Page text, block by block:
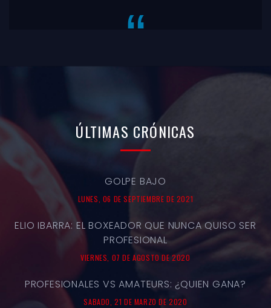
ÚLTIMAS CRÓNICAS
GOLPE BAJO
LUNES, 06 DE SEPTIEMBRE DE 2021
ELIO IBARRA: EL BOXEADOR QUE NUNCA QUISO SER
PROFESIONAL
VIERNES, 07 DE AGOSTO DE 2020
PROFESIONALES VS AMATEURS: ¿QUIEN GANA?
SABADO, 21 DE MARZO DE 2020